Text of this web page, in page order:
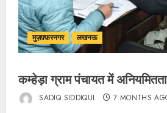
मुज़फ़्फ़रनगर लखनऊ
कम्हेड़ा ग्राम पंचायत में
SADIQ SIDDIQUI 7 MONTHS